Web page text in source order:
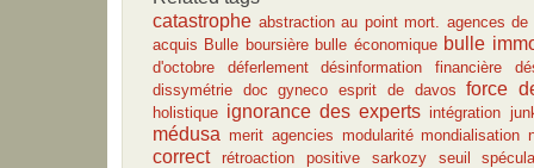
catastrophe abstraction au point mort.
agences de
acquis Bulle boursière bulle économique bulle
d'octobre déferlement désinformation financière
dissymétrie doc gyneco esprit de davos force
holistique ignorance des experts intégration
médusa merit agencies modularité mondialisation
correct rétroaction positive sarkozy seuil